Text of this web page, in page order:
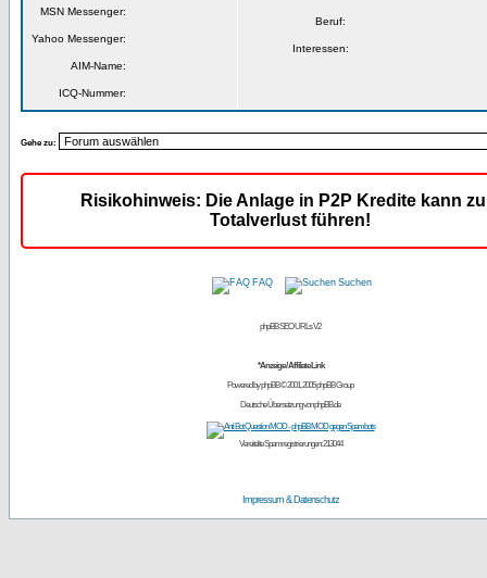
Beruf:
Interessen:
MSN Messenger:
Yahoo Messenger:
AIM-Name:
ICQ-Nummer:
Gehe zu:
Risikohinweis: Die Anlage in P2P Kredite kann
Totalverlust führen!
FAQ Suchen
phpBB SEO URLs V2
*Anzeige / Affiliate Link
Powered byphpBB© 2001, 2005 phpBB Group
Deutsche Übersetzung vonphpBB.de
Vereitelte Spamregistrierungen: 213044
Impressum & Datenschutz